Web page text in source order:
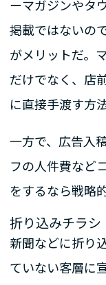
ーマガジンやタ
掲載ではないの
がメリットだ。
だけでなく、店
に直接手渡す方
一方で、広告入
フの人件費など
をするなら戦略
折り込みチラシ
新聞などに折り
ていない客層に